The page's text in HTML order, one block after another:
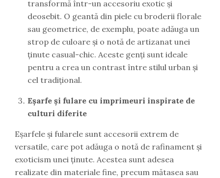
transformă într-un accesoriu exotic și
deosebit. O geantă din piele cu broderii florale
sau geometrice, de exemplu, poate adăuga un
strop de culoare și o notă de artizanat unei
ținute casual-chic. Aceste genți sunt ideale
pentru a crea un contrast între stilul urban și
cel tradițional.
Eșarfe și fulare cu imprimeuri inspirate de
culturi diferite
Eșarfele și fularele sunt accesorii extrem de
versatile, care pot adăuga o notă de rafinament și
exoticism unei ținute. Acestea sunt adesea
realizate din materiale fine, precum mătasea sau